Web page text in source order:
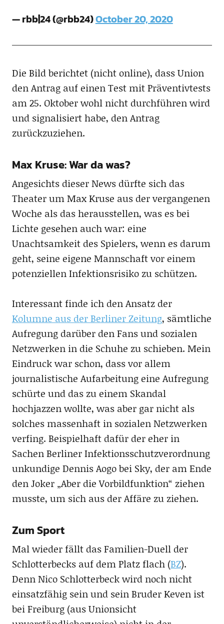
— rbb|24 (@rbb24)October 20, 2020
Die Bild berichtet (nicht online), dass Union
den Antrag auf einen Test mit Präventivtests
am 25. Oktober wohl nicht durchführen wird
und signalisiert habe, den Antrag
zurückzuziehen.
Max Kruse: War da was?
Angesichts dieser News dürfte sich das
Theater um Max Kruse aus der vergangenen
Woche als das herausstellen, was es bei
Lichte gesehen auch war: eine
Unachtsamkeit des Spielers, wenn es darum
geht, seine eigene Mannschaft vor einem
potenziellen Infektionsrisiko zu schützen.
Interessant finde ich den Ansatz der
Kolumne aus der Berliner Zeitung, sämtliche
Aufregung darüber den Fans und sozialen
Netzwerken in die Schuhe zu schieben. Mein
Eindruck war schon, dass vor allem
journalistische Aufarbeitung eine Aufregung
schürte und das zu einem Skandal
hochjazzen wollte, was aber gar nicht als
solches massenhaft in sozialen Netzwerken
verfing. Beispielhaft dafür der eher in
Sachen Berliner Infektionsschutzverordnung
unkundige Dennis Aogo bei Sky, der am Ende
den Joker „Aber die Vorbildfunktion“ ziehen
musste, um sich aus der Affäre zu ziehen.
Zum Sport
Mal wieder fällt das Familien-Duell der
Schlotterbecks auf dem Platz flach (BZ).
Denn Nico Schlotterbeck wird noch nicht
einsatzfähig sein und sein Bruder Keven ist
bei Freiburg (aus Unionsicht